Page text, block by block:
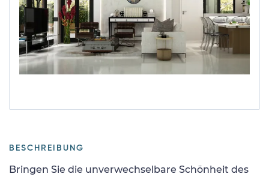
BESCHREIBUNG
Bringen Sie die unverwechselbare Schönheit des